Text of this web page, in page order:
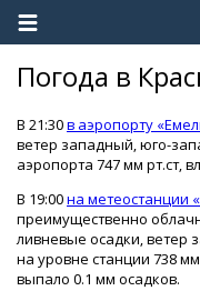
Погода в
В 21:30в аэропорту
ветер западный, юго-
аэропорта 747 мм рт.ст,
В 19:00на метеостанции
преимущественно
ливневые осадки, ветер
на уровне станции 738
выпало 0.1 мм осадков.